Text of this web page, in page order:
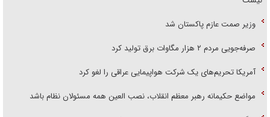
وزیر صمت عازم پاکستان شد
صرفه‌جویی مردم ۲ هزار مگاوات برق تولید کرد
آمریکا تحریم‌های یک شرکت هواپیمایی عراقی را لغو کرد
مواضع حکیمانه رهبر معظم انقلاب، نصب العین همه مسئولان نظام باشد